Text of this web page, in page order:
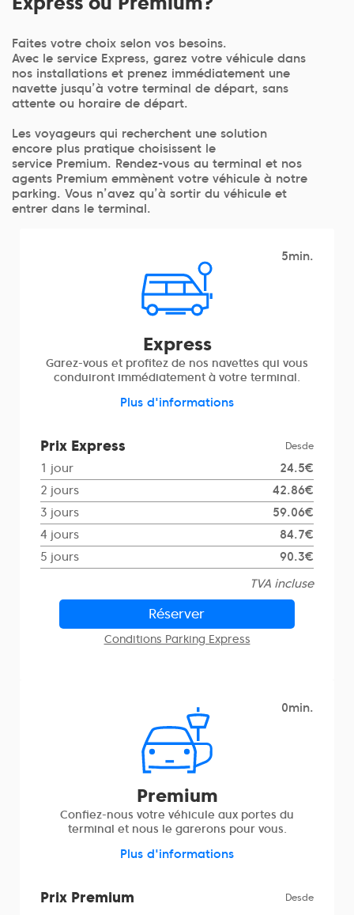
Faites votre choix selon vos besoins.
Avec le service Express, garez votre véhicule dans
nos installations et prenez immédiatement une
navette jusqu’à votre terminal de départ, sans
attente ou horaire de départ.
Les voyageurs qui recherchent une solution
encore plus pratique choisissent le
service Premium. Rendez-vous au terminal et nos
agents Premium emmènent votre véhicule à notre
parking. Vous n’avez qu’à sortir du véhicule et
entrer dans le terminal.
5min.
Express
Garez-vous et profitez de nos navettes qui vous
conduiront immédiatement à votre terminal.
Plus d'informations
Prix Express Desde
1 jour
24.5€
2 jours
42.86€
3 jours
59.06€
4 jours
84.7€
5 jours
90.3€
TVA incluse
Réserver
Conditions Parking Express
0min.
Premium
Confiez-nous votre véhicule aux portes du
terminal et nous le garerons pour vous.
Plus d'informations
Prix Premium Desde